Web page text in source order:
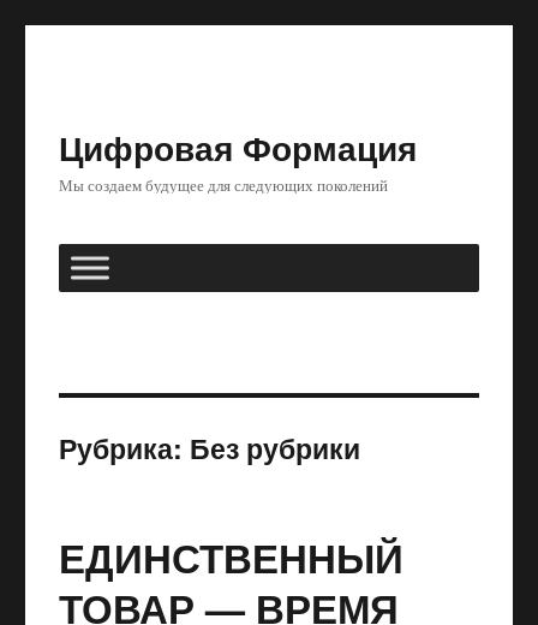
Цифровая Формация
Мы создаем будущее для следующих поколений
Рубрика: Без рубрики
ЕДИНСТВЕННЫЙ
ТОВАР — ВРЕМЯ